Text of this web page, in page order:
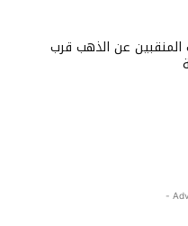
عن الذهب قرب